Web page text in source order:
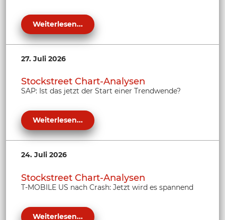
Weiterlesen...
27. Juli 2026
Stockstreet Chart-Analysen
SAP: Ist das jetzt der Start einer Trendwende?
Weiterlesen...
24. Juli 2026
Stockstreet Chart-Analysen
T-MOBILE US nach Crash: Jetzt wird es spannend
Weiterlesen...